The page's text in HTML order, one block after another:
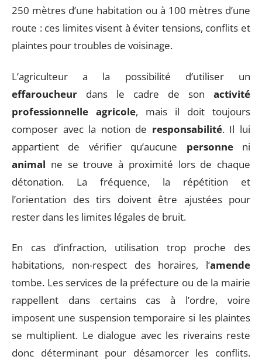
250 mètres d’une habitation ou à 100 mètres d’une
route : ces limites visent à éviter tensions, conflits et
plaintes pour troubles de voisinage.
L’agriculteur a la possibilité d’utiliser un
effaroucheur dans le cadre de son activité
professionnelle agricole, mais il doit toujours
composer avec la notion de responsabilité. Il lui
appartient de vérifier qu’aucune personneni
animal ne se trouve à proximité lors de chaque
détonation. La fréquence, la répétition et
l’orientation des tirs doivent être ajustées pour
rester dans les limites légales de bruit.
En cas d’infraction, utilisation trop proche des
habitations, non-respect des horaires, l’amende
tombe. Les services de la préfecture ou de la mairie
rappellent dans certains cas à l’ordre, voire
imposent une suspension temporaire si les plaintes
se multiplient. Le dialogue avec les riverains reste
donc déterminant pour désamorcer les conflits.